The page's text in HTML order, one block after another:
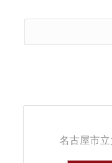
名古屋市立